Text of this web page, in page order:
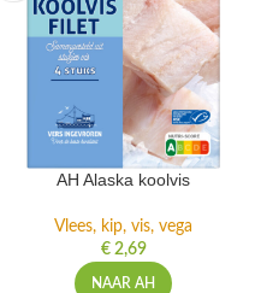
AH Alaska koolvis
Vlees, kip, vis, vega
€2,69
NAAR AH